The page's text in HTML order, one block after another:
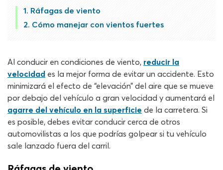
Ráfagas de viento
Cómo manejar con vientos fuertes
Al conducir en condiciones de viento, reducir la
velocidad es la mejor forma de evitar un accidente. Esto
minimizará el efecto de “elevación” del aire que se mueve
por debajo del vehículo a gran velocidad y aumentará el
agarre del vehículo en la superficie de la carretera. Si
es posible, debes evitar conducir cerca de otros
automovilistas a los que podrías golpear si tu vehículo
sale lanzado fuera del carril.